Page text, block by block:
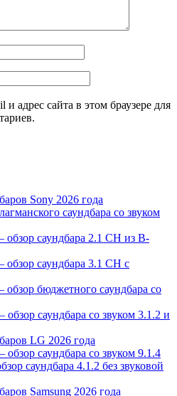
адрес сайта в этом браузере для
Sony 2026 года
саундбара со звуком
саундбара 2.1 CH из B-
саундбара 3.1 CH с
бюджетного саундбара со
саундбара со звуком 3.1.2 и
LG 2026 года
саундбара со звуком 9.1.4
саундбара 4.1.2 без звуковой
Samsung 2026 года